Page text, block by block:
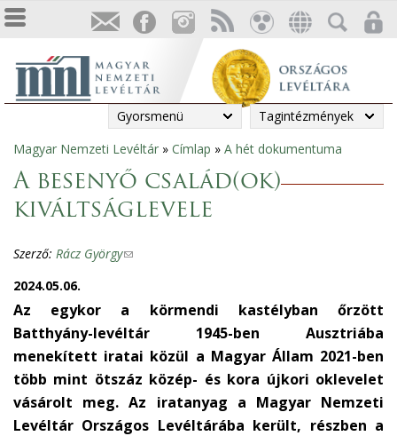
Gyorsmenü Tagintézmények
Jelenlegi
hely
Magyar Nemzeti Levéltár » Címlap » A hét dokumentuma
A besenyő család(ok)
kiváltságlevele
Szerző: Rácz György(
n
k
s
e
n
d
2024.05.06.
Az egykor a körmendi kastélyban őrzött
Batthyány-levéltár 1945-ben Ausztriába
menekített iratai közül a Magyar Állam 2021-ben
több mint ötszáz közép- és kora újkori oklevelet
vásárolt meg. Az iratanyag a Magyar Nemzeti
Levéltár Országos Levéltárába került, részben a